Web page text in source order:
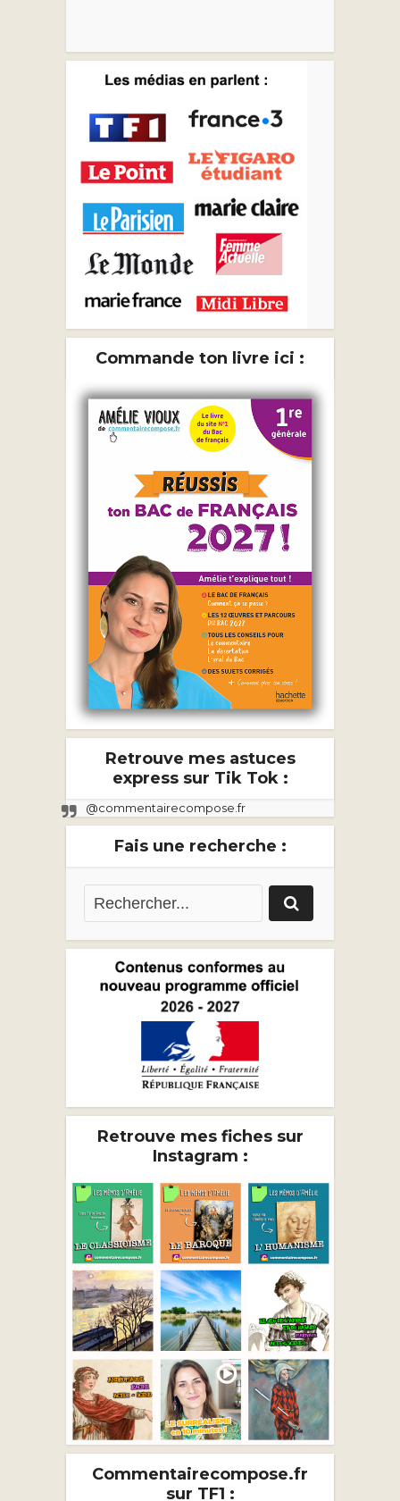
Commande ton livre ici :
Retrouve mes astuces
express sur Tik Tok :
@commentairecompose.fr
Fais une recherche :
Retrouve mes fiches sur
Instagram :
Commentairecompose.fr
sur TF1 :